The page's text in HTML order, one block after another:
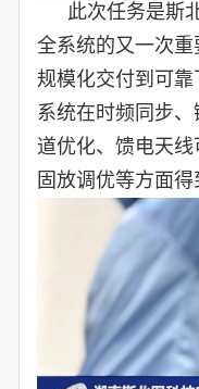
此次任务是斯
全系统的又一次
规模化交付到可
系统在时频同步
道优化、馈电天线
固放调优等方面得